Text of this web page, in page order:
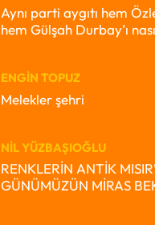
Aynı parti aygıtı hem
hem Gülşah Durbay’ı
ENGIN TOPUZ
Melekler şehri
NIL YÜZBAŞIOĞLU
RENKLERİN ANTİK
GÜNÜMÜZÜN MİRAS